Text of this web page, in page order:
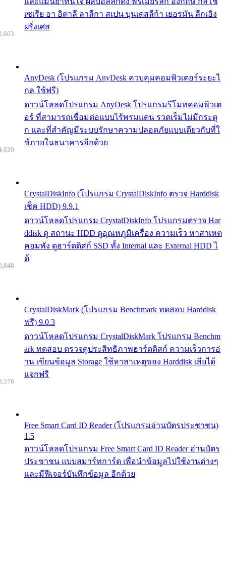
เซเรีย อา อิตาลี ลาลีกา สเปน บุนเดสลีก้า เยอรมัน ลีกเอิง
ฝรั่งเศส
AnyDesk (โปรแกรม AnyDesk ควบคุมคอมพิวเตอร์ระยะไ
กล ใช้ฟรี)
ดาวน์โหลดโปรแกรม AnyDesk โปรแกรมรีโมทคอมพิวเต
อร์ ที่สามารถเชื่อมต่อแบบไร้พรมแดน รวดเร็มไม่มีกระตุ
ก และที่สำคัญมีระบบรักษาความปลอดภัยแบบเดียวกับที่ใ
ช้ภายในธนาคารอีกด้วย
CrystalDiskInfo (โปรแกรม CrystalDiskInfo ตรวจ Harddisk
เช็ค HDD) 9.9.1
ดาวน์โหลดโปรแกรม CrystalDiskInfo โปรแกรมตรวจ Har
ddisk ดู สถานะ HDD ดูอุณหภูมิเครื่อง ความเร็ว หาสาเหต
คอมพัง ดูฮาร์ดดิสก์ SSD ทั้ง Internal และ External HDD ไ
ด้
CrystalDiskMark (โปรแกรม Benchmark ทดสอบ Harddisk
ฟรี) 9.0.3
ดาวน์โหลดโปรแกรม CrystalDiskMark โปรแกรม Benchm
ark ทดสอบ ตรวจดูประสิทธิภาพฮาร์ดดิสก์ ความเร็วการอ่
าน เขียนข้อมูล Storage ใช้หาสาเหตุของ Harddisk เสียได้
แจกฟรี
Free Smart Card ID Reader (โปรแกรมอ่านบัตรประชาชน)
1.5
ดาวน์โหลดโปรแกรม Free Smart Card ID Reader อ่านบัตร
ประชาชน แบบสมาร์ทการ์ด เพื่อนำข้อมูลไปใช้งานต่างๆ
และมีฟีเจอร์บันทึกข้อมูล อีกด้วย